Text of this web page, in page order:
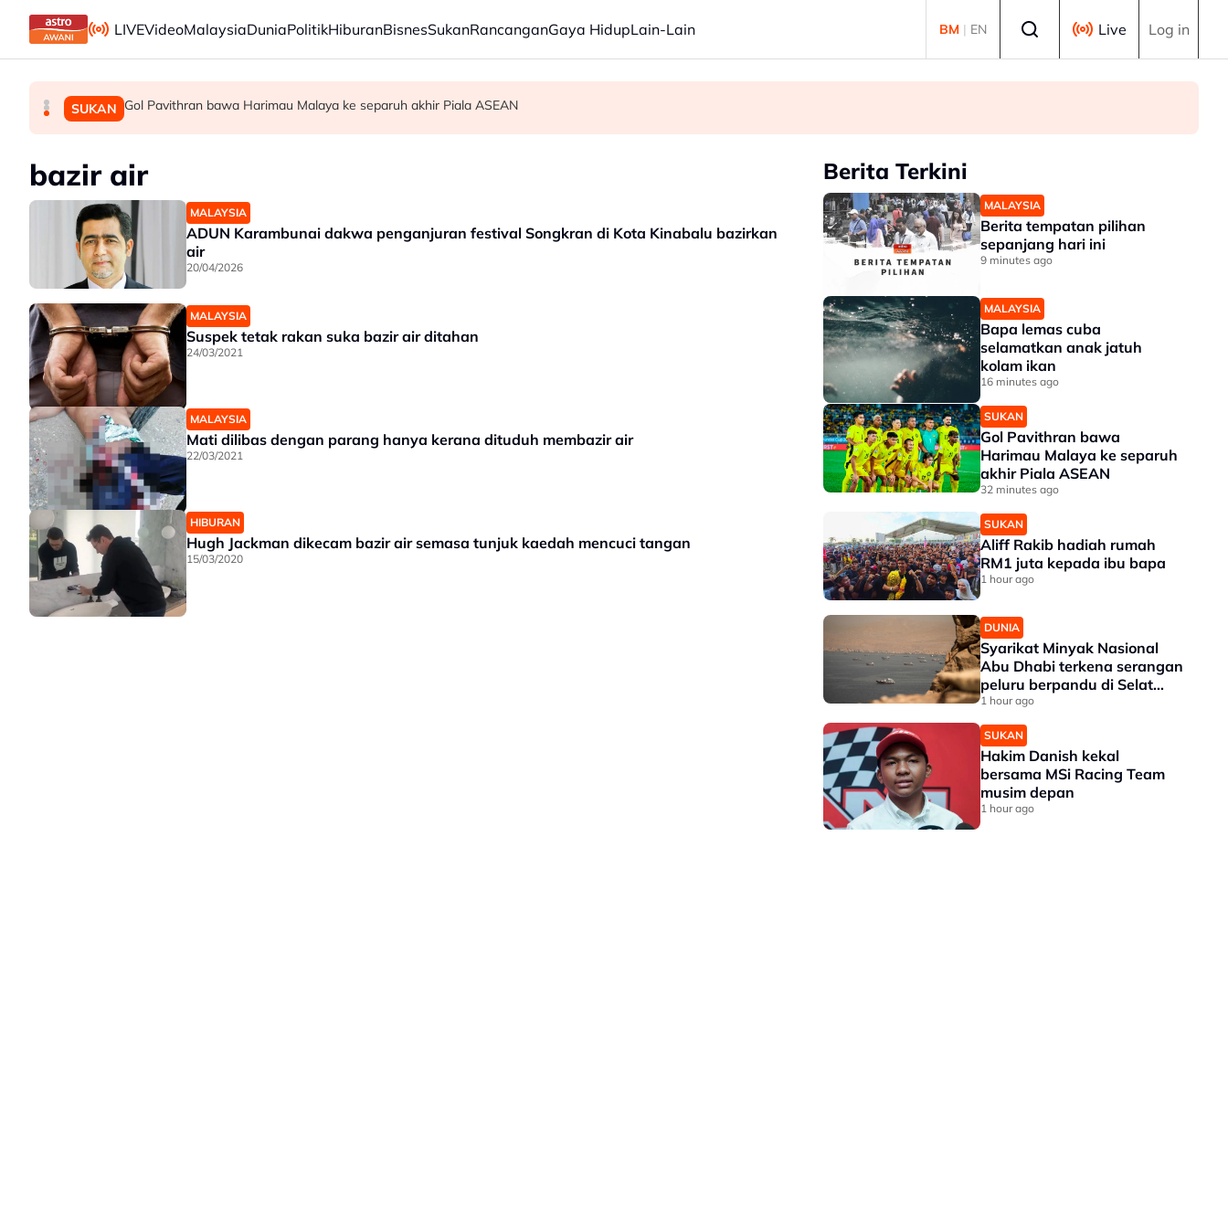
Skip to main content
LIVEVideoMalaysiaDuniaPolitikHiburanBisnesSukanRancanganGaya HidupLain-Lain BM | EN Live Log in
MALAYSIA Berita tempatan pilihan sepanjang hari ini
MALAYSIA Bapa lemas cuba selamatkan anak jatuh kolam ikan
SUKAN Gol Pavithran bawa Harimau Malaya ke separuh akhir Piala ASEAN
bazir air
MALAYSIA
ADUN Karambunai dakwa penganjuran festival Songkran di Kota Kinabalu bazirkan
air
20/04/2026
MALAYSIA
Suspek tetak rakan suka bazir air ditahan
24/03/2021
MALAYSIA
Mati dilibas dengan parang hanya kerana dituduh membazir air
22/03/2021
HIBURAN
Hugh Jackman dikecam bazir air semasa tunjuk kaedah mencuci tangan
15/03/2020
Berita Terkini
MALAYSIA
Berita tempatan pilihan
sepanjang hari ini
9 minutes ago
MALAYSIA
Bapa lemas cuba
selamatkan anak jatuh
kolam ikan
16 minutes ago
SUKAN
Gol Pavithran bawa
Harimau Malaya ke separuh
akhir Piala ASEAN
32 minutes ago
SUKAN
Aliff Rakib hadiah rumah
RM1 juta kepada ibu bapa
1 hour ago
DUNIA
Syarikat Minyak Nasional
Abu Dhabi terkena serangan
peluru berpandu di Selat
Hormuz
1 hour ago
SUKAN
Hakim Danish kekal
bersama MSi Racing Team
musim depan
1 hour ago